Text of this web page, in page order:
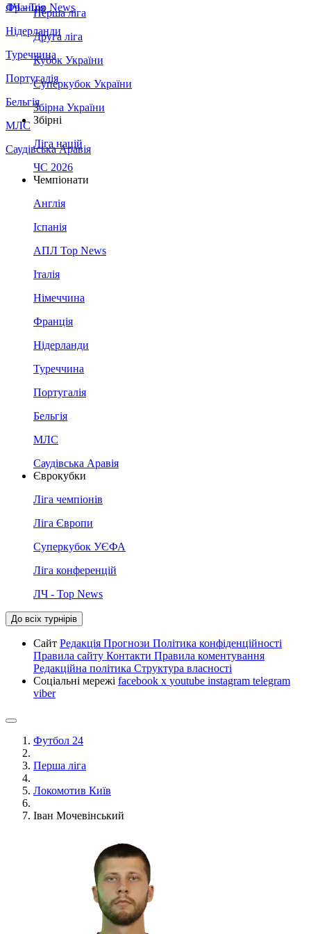
Франція
Нідерланди
Туреччина
Португалія
Бельгія
МЛС
Саудівська Аравія
ЛЧ - Top News
Перша ліга
Друга ліга
Кубок України
Суперкубок України
Збірна України
Збірні
Ліга націй
ЧС 2026
Чемпіонати
Англія
Іспанія
АПЛ Top News
Італія
Німеччина
Франція
Нідерланди
Туреччина
Португалія
Бельгія
МЛС
Саудівська Аравія
Єврокубки
Ліга чемпіонів
Ліга Європи
Суперкубок УЄФА
Ліга конференцій
ЛЧ - Top News
До всіх турнірів
Сайт Редакція Прогнози Політика конфіденційності
Правила сайту Контакти Правила коментування
Редакційна політика Структура власності
Соціальні мережі facebook x youtube instagram telegram
viber
Футбол 24
Перша ліга
Локомотив Київ
Іван Мочевінський